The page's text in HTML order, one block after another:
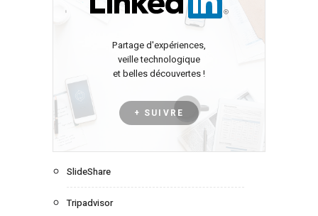
Partage d'expériences,
veille technologique
et belles découvertes !
+ SUIVRE
SlideShare
Tripadvisor